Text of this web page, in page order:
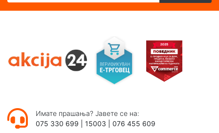
Имате прашања? Јавете се на:
075 330 699
15003 076 455 609